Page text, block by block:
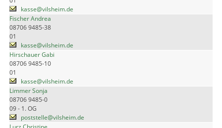
kasse@vilsheim.de
Fischer Andrea
08706 9485-38
01
kasse@vilsheim.de
Hirschauer Gabi
08706 9485-10
01
kasse@vilsheim.de
Limmer Sonja
08706 9485-0
09 - 1. OG
poststelle@vilsheim.de